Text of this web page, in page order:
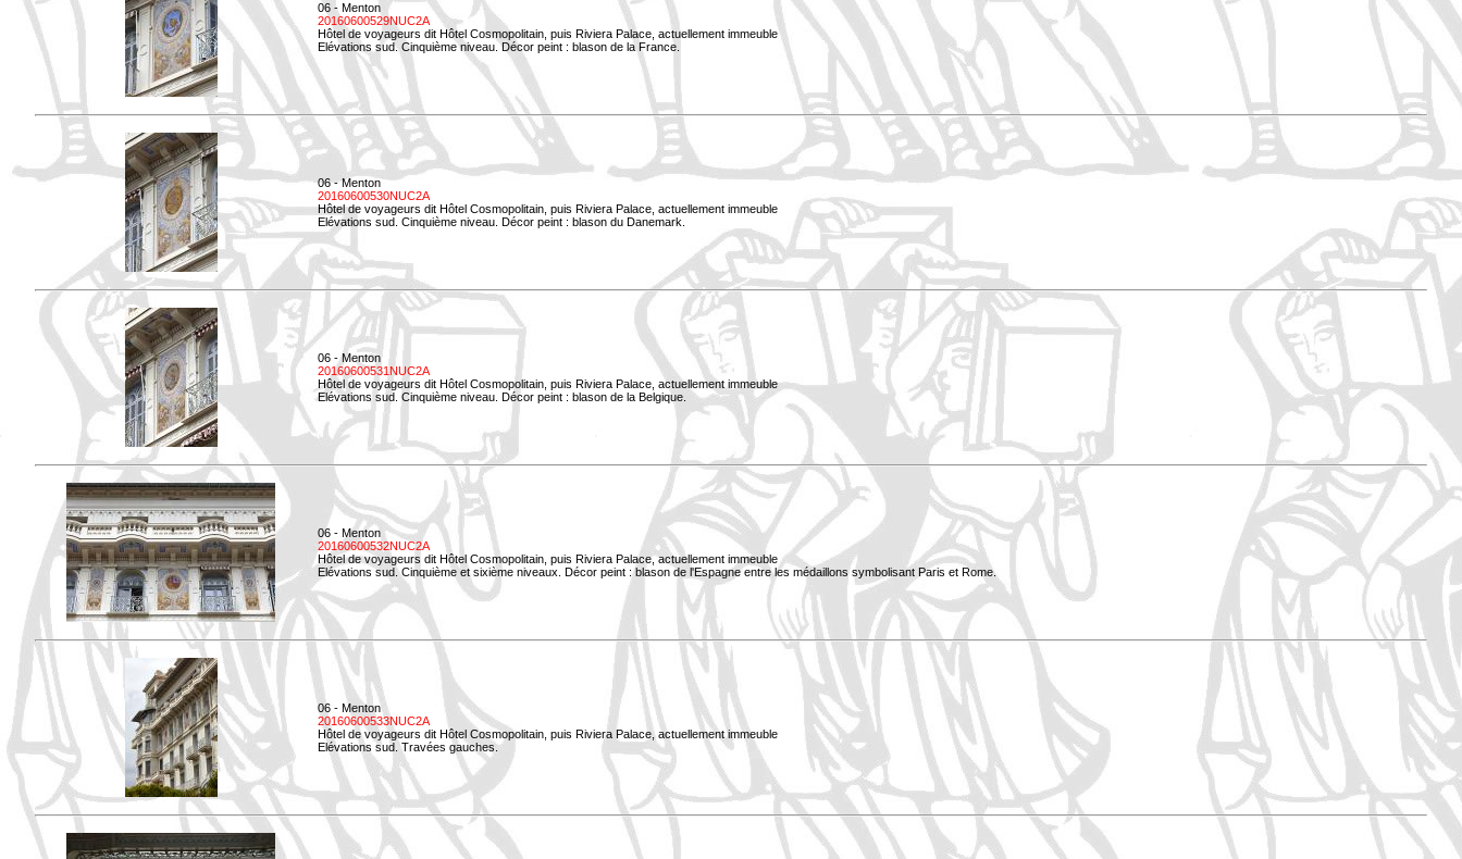
06 - Menton
20160600529NUC2A
Hôtel de voyageurs dit Hôtel Cosmopolitain, puis Riviera Palace, actuellement immeuble
Elévations sud. Cinquième niveau. Décor peint : blason de la France.
06 - Menton
20160600530NUC2A
Hôtel de voyageurs dit Hôtel Cosmopolitain, puis Riviera Palace, actuellement immeuble
Elévations sud. Cinquième niveau. Décor peint : blason du Danemark.
06 - Menton
20160600531NUC2A
Hôtel de voyageurs dit Hôtel Cosmopolitain, puis Riviera Palace, actuellement immeuble
Elévations sud. Cinquième niveau. Décor peint : blason de la Belgique.
06 - Menton
20160600532NUC2A
Hôtel de voyageurs dit Hôtel Cosmopolitain, puis Riviera Palace, actuellement immeuble
Elévations sud. Cinquième et sixième niveaux. Décor peint : blason de l'Espagne entre les médaillons symbolisant Paris et Rome.
06 - Menton
20160600533NUC2A
Hôtel de voyageurs dit Hôtel Cosmopolitain, puis Riviera Palace, actuellement immeuble
Elévations sud. Travées gauches.